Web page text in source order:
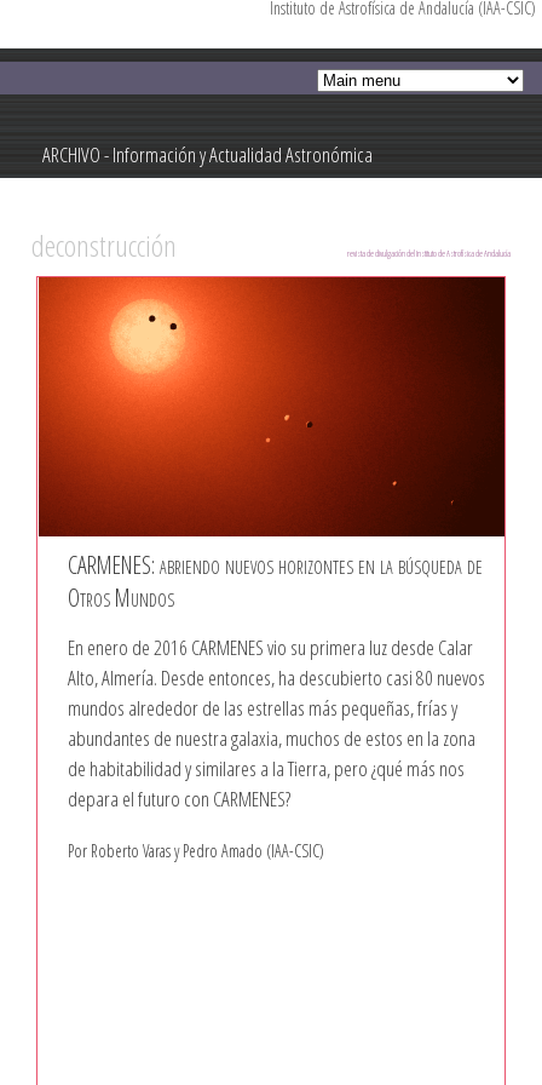
contenido
ARCHIVO - Información y Actualidad Astronómica
Información y Actualidad Astronómica
Instituto de Astrofísica de Andalucía (IAA-CSIC)
deconstrucción revista de divulgación del Instituto de Astrofísica de Andalucía
CARMENES: abriendo nuevos horizontes en la búsqueda de
Otros Mundos
En enero de 2016 CARMENES vio su primera luz desde Calar
Alto, Almería. Desde entonces, ha descubierto casi 80 nuevos
mundos alrededor de las estrellas más pequeñas, frías y
abundantes de nuestra galaxia, muchos de estos en la zona
de habitabilidad y similares a la Tierra, pero ¿qué más nos
depara el futuro con CARMENES?
Por Roberto Varas y Pedro Amado (IAA-CSIC)